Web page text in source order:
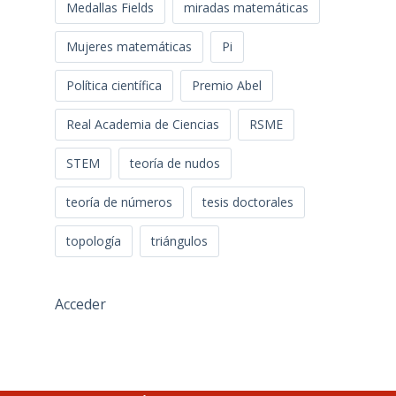
Medallas Fields miradas matemáticas
Mujeres matemáticas Pi
Política científica Premio Abel
Real Academia de Ciencias RSME
STEM teoría de nudos
teoría de números tesis doctorales
topología triángulos
Acceder